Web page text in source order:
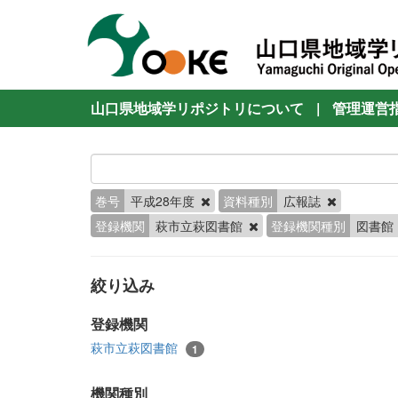
山口県地域学リポジトリについて | 管理運営
巻号 平成28年度 資料種別
広報誌
登録機関
萩市立萩図書館 登録機関種別 図書館
絞り込み
登録機関
萩市立萩図書館 1
機関種別